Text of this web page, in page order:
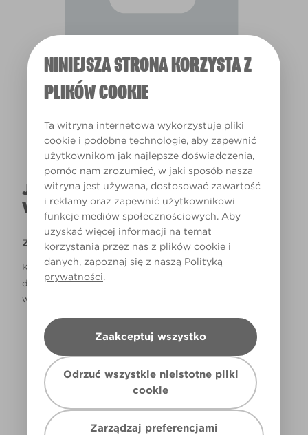
NINIEJSZA STRONA KORZYSTA Z
PLIKÓW COOKIE
Ta witryna internetowa wykorzystuje pliki
cookie i podobne technologie, aby zapewnić
użytkownikom jak najlepsze doświadczenia,
pomóc nam zrozumieć, w jaki sposób nasza
witryna jest używana, dostosować zawartość
i reklamy oraz zapewnić użytkownikowi
funkcje mediów społecznościowych. Aby
uzyskać więcej informacji na temat
korzystania przez nas z plików cookie i
danych, zapoznaj się z naszą Polityką
prywatności.
Zaakceptuj wszystko
Odrzuć wszystkie nieistotne pliki
cookie
Zarządzaj preferencjami
Światło dzienne
JAK NAPRAWDĘ KOLOR BĘDZIE
WYGLĄDAŁ W TWOIM DOMU?
Zastrzeżenie
Kolory, które są widoczne na monitorze i/lub kolory
drukowane, mogą się różnić od rzeczywistych, dostępnych
w sklepach.
KITCHEN